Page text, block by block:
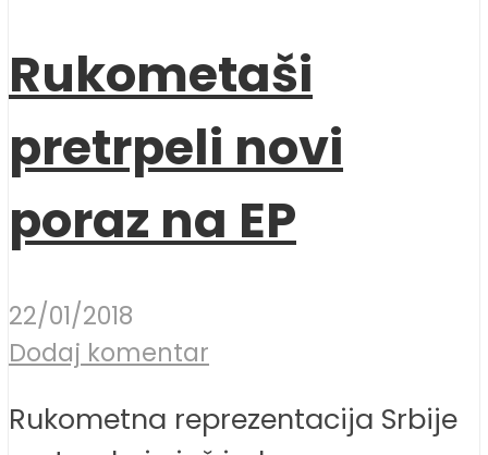
Rukometaši
pretrpeli novi
poraz na EP
22/01/2018
Dodaj komentar
Rukometna reprezentacija Srbije